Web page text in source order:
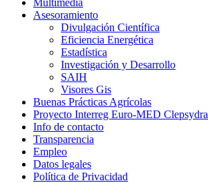
Asesoramiento
Divulgación Científica
Eficiencia Energética
Estadística
Investigación y Desarrollo
SAIH
Visores Gis
Buenas Prácticas Agrícolas
Proyecto Interreg Euro-MED Clepsydra
Info de contacto
Transparencia
Empleo
Datos legales
Política de Privacidad